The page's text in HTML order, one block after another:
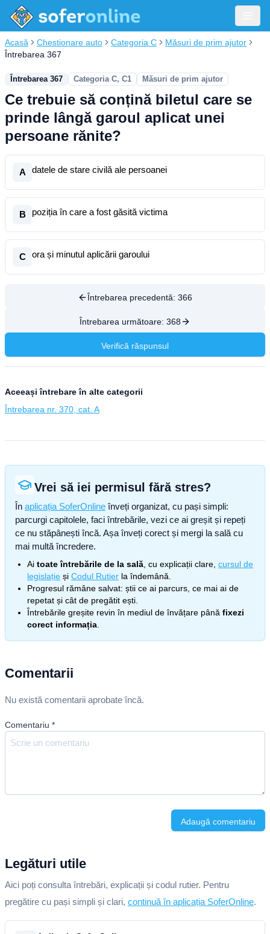
Acasă Chestionare auto Categoria C
Măsuri de prim ajutor
Întrebarea 367
Întrebarea 367 Categoria C, C1 Măsuri de prim ajutor
Ce trebuie să conțină biletul care se
prinde lângă garoul aplicat unei
persoane rănite?
A datele de stare civilă ale persoanei
B poziția în care a fost găsită victima
C ora și minutul aplicării garoului
Întrebarea precedentă: 366
Întrebarea următoare: 368
Verifică răspunsul
Aceeași întrebare în alte categorii
Întrebarea nr. 370, cat. A
Vrei să iei permisul fără stres?
În aplicația SoferOnline înveți organizat, cu pași simpli:
parcurgi capitolele, faci întrebările, vezi ce ai greșit și repeți
ce nu stăpânești încă. Așa înveți corect și mergi la sală cu
mai multă încredere.
Ai toate întrebările de la sală , cu explicații clare, cursul de
legislație și Codul Rutier la îndemână.
Progresul rămâne salvat: știi ce ai parcurs, ce mai ai de
repetat și cât de pregătit ești.
Întrebările greșite revin în mediul de învățare până fixezi
corect informația
Comentarii
Nu există comentarii aprobate încă.
Comentariu *
Adaugă comentariu
Legături utile
Aici poți consulta întrebări, explicații și codul rutier. Pentru
pregătire cu pași simpli și clari, continuă în aplicația SoferOnline.